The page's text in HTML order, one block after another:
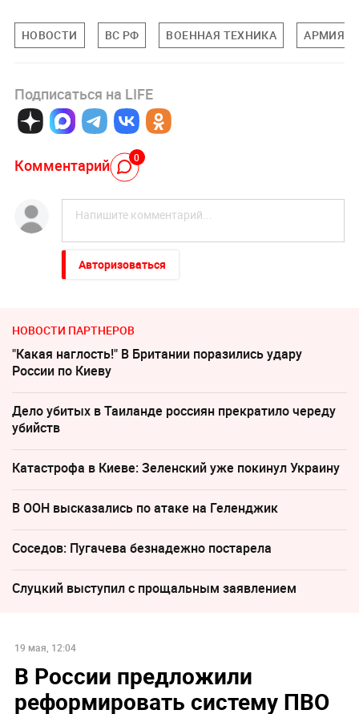
НОВОСТИ ВС РФ ВОЕННАЯ ТЕХНИКА АРМИЯ
Подписаться на LIFE
Комментарий 0
Авторизоваться
НОВОСТИ ПАРТНЕРОВ
"Какая наглость!" В Британии поразились удару
России по Киеву
Дело убитых в Таиланде россиян прекратило череду
убийств
Катастрофа в Киеве: Зеленский уже покинул Украину
В ООН высказались по атаке на Геленджик
Соседов: Пугачева безнадежно постарела
Слуцкий выступил с прощальным заявлением
19 мая, 12:04
В России предложили
реформировать систему ПВО